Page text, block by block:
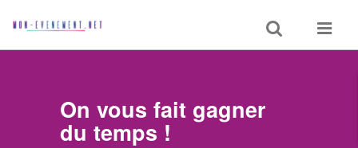
Toggle
search
Toggle
On vous fait gagner
du temps !